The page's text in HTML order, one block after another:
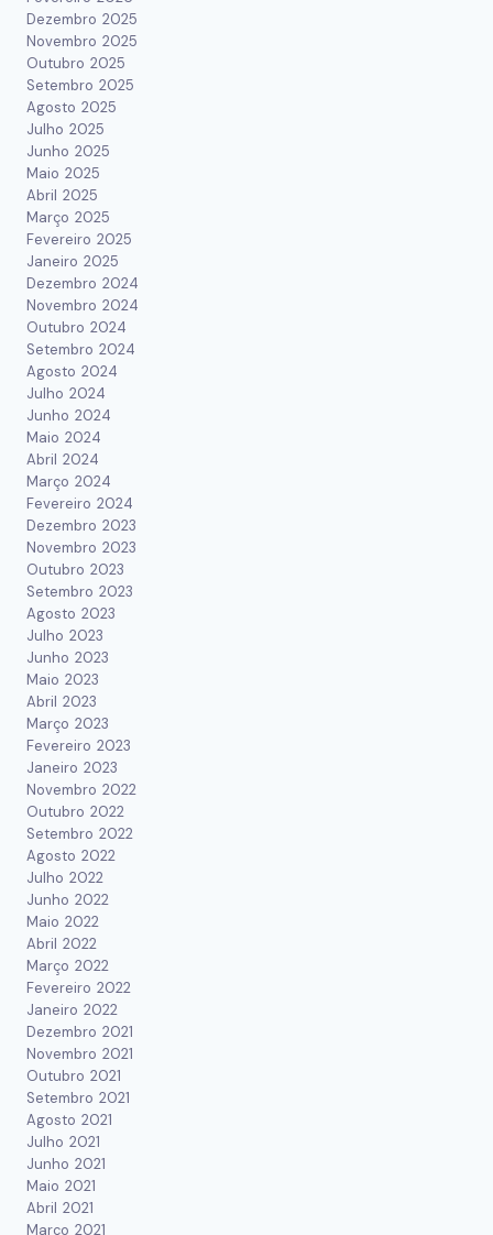
Dezembro 2025
Novembro 2025
Outubro 2025
Setembro 2025
Agosto 2025
Julho 2025
Junho 2025
Maio 2025
Abril 2025
Março 2025
Fevereiro 2025
Janeiro 2025
Dezembro 2024
Novembro 2024
Outubro 2024
Setembro 2024
Agosto 2024
Julho 2024
Junho 2024
Maio 2024
Abril 2024
Março 2024
Fevereiro 2024
Dezembro 2023
Novembro 2023
Outubro 2023
Setembro 2023
Agosto 2023
Julho 2023
Junho 2023
Maio 2023
Abril 2023
Março 2023
Fevereiro 2023
Janeiro 2023
Novembro 2022
Outubro 2022
Setembro 2022
Agosto 2022
Julho 2022
Junho 2022
Maio 2022
Abril 2022
Março 2022
Fevereiro 2022
Janeiro 2022
Dezembro 2021
Novembro 2021
Outubro 2021
Setembro 2021
Agosto 2021
Julho 2021
Junho 2021
Maio 2021
Abril 2021
Março 2021